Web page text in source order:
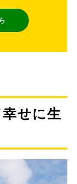
せに生